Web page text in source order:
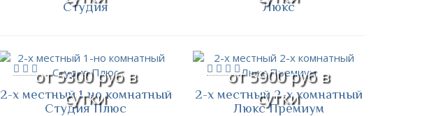
Студия
Люкс
от 5300 руб в
сутки
2-х местный 1-но комнатный
Студия Плюс
от 5900 руб в
сутки
2-х местный 2-х комнатный
Люкс Премиум